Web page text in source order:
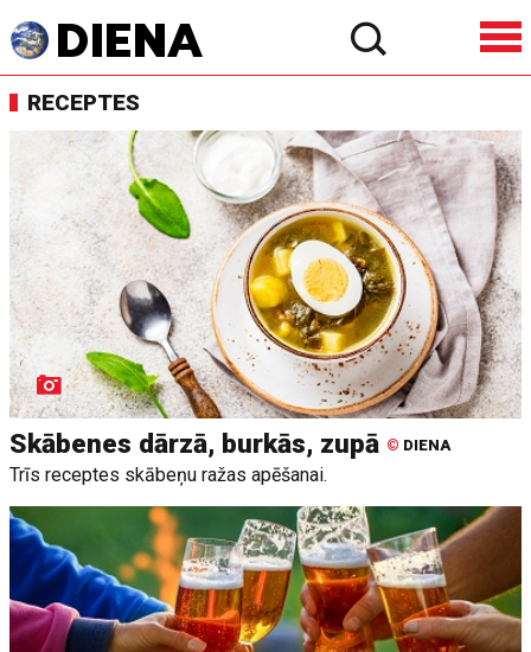
RECEPTES
Skābenes dārzā, burkās, zupā © DIENA
Trīs receptes skābeņu ražas apēšanai.